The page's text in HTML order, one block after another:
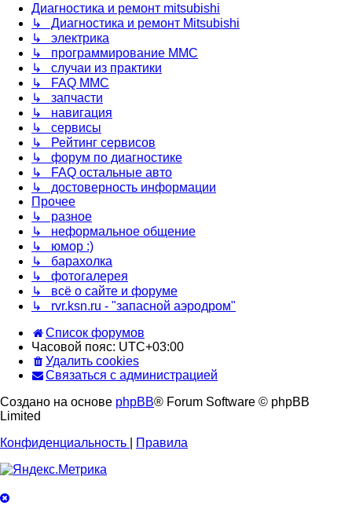
Диагностика и ремонт mitsubishi
↳ Диагностика и ремонт Mitsubishi
↳ электрика
↳ программирование MMC
↳ случаи из практики
↳ FAQ MMC
↳ запчасти
↳ навигация
↳ сервисы
↳ Рейтинг сервисов
↳ форум по диагностике
↳ FAQ остальные авто
↳ достоверность информации
Прочее
↳ разное
↳ неформальное общение
↳ юмор :)
↳ барахолка
↳ фотогалерея
↳ всё о сайте и форуме
↳ rvr.ksn.ru - "запасной аэродром"
Список форумов
Часовой пояс: UTC+03:00
Удалить cookies
Связаться с администрацией
Создано на основе phpBB® Forum Software © phpBB
Limited
Конфиденциальность
Правила